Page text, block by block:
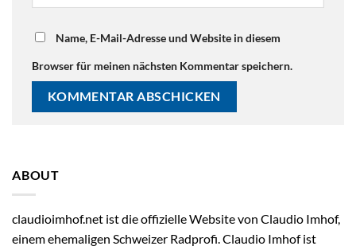
Name, E-Mail-Adresse und Website in diesem
Browser für meinen nächsten Kommentar speichern.
ABOUT
claudioimhof.net ist die offizielle Website von Claudio Imhof,
einem ehemaligen Schweizer Radprofi. Claudio Imhof ist